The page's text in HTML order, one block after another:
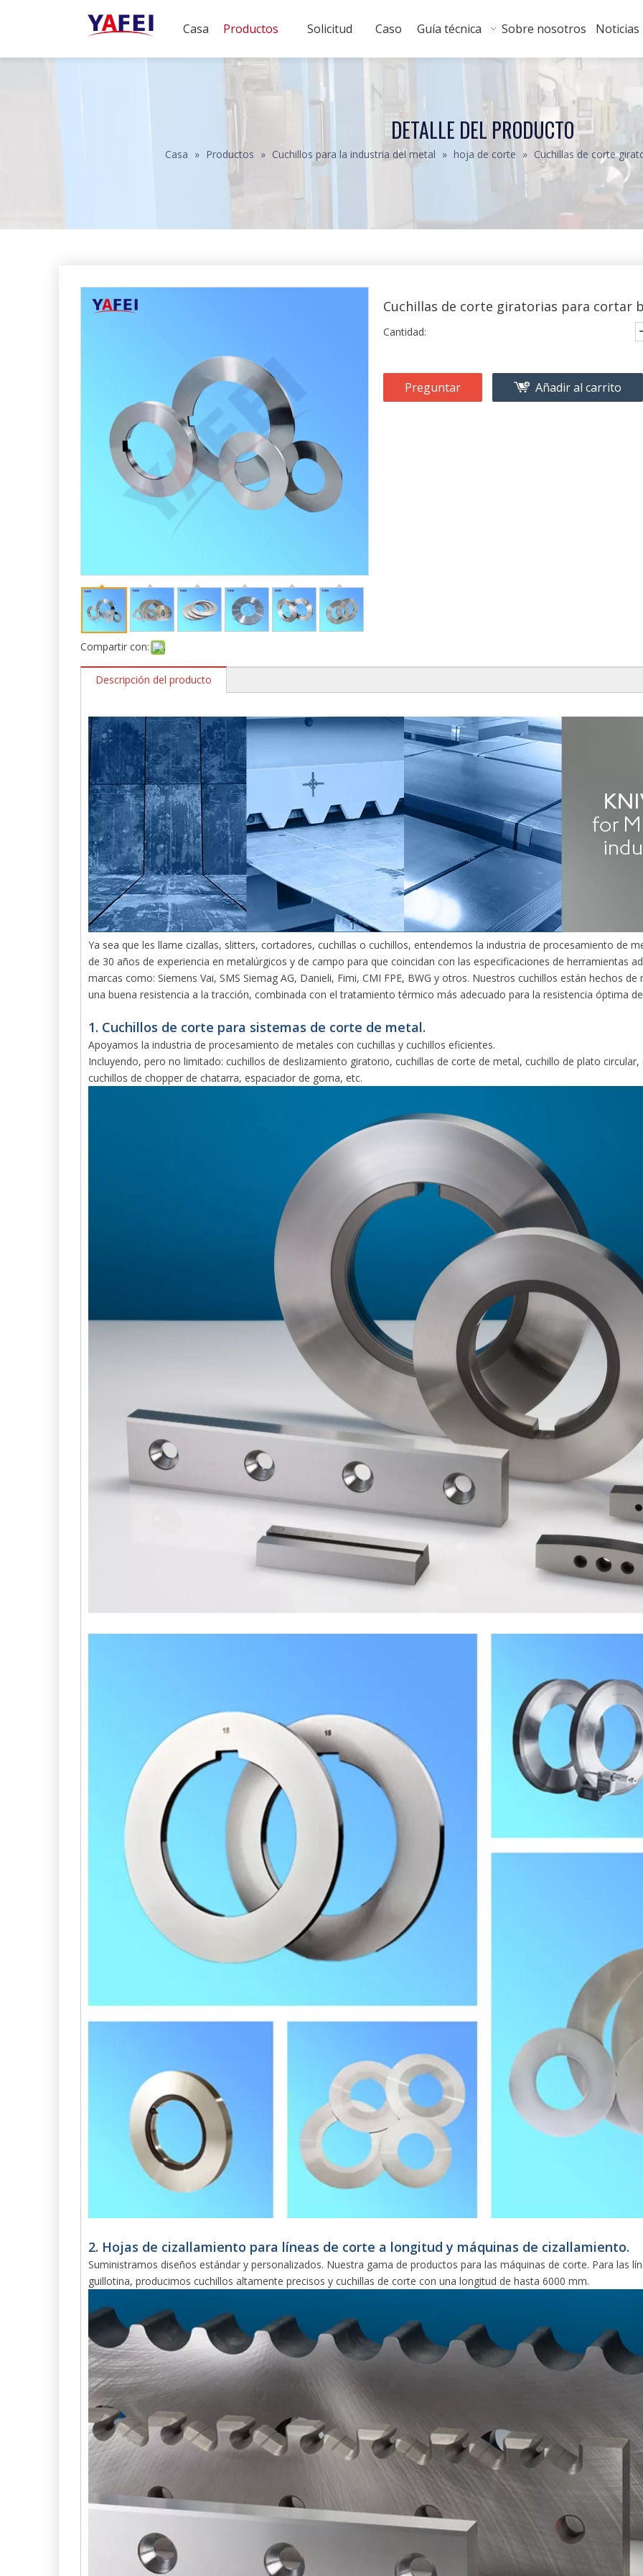
Casa Productos Solicitud Caso Guía técnica Sobre nosotros Noticias
DETALLE DEL PRODUCTO
Casa » Productos » Cuchillos para la industria del metal » hoja de corte » Cuchillas de corte
Compartir con:
Cuchillas de corte giratorias para cortar
Cantidad:
Preguntar Añadir al carrito
Descripción del producto
Ya sea que les llame cizallas, slitters, cortadores, cuchillas o cuchillos, entendemos la industria de procesamiento de
de 30 años de experiencia en metalúrgicos y de campo para que coincidan con las especificaciones de herramientas
marcas como: Siemens Vai, SMS Siemag AG, Danieli, Fimi, CMI FPE, BWG y otros. Nuestros cuchillos están hechos
una buena resistencia a la tracción, combinada con el tratamiento térmico más adecuado para la resistencia óptima
1. Cuchillos de corte para sistemas de corte de metal.
Apoyamos la industria de procesamiento de metales con cuchillas y cuchillos eficientes.
Incluyendo, pero no limitado: cuchillos de deslizamiento giratorio, cuchillas de corte de metal, cuchillo de plato
cuchillos de chopper de chatarra, espaciador de goma, etc.
2. Hojas de cizallamiento para líneas de corte a longitud y máquinas de cizallamiento.
Suministramos diseños estándar y personalizados. Nuestra gama de productos para las máquinas de corte. Para las
guillotina, producimos cuchillos altamente precisos y cuchillas de corte con una longitud de hasta 6000 mm.